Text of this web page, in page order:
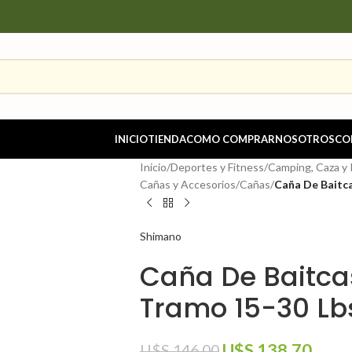
INICIOTIENDACOMO COMPRARNOSOTROS
Inicio/Deportes y Fitness/Camping, Caza y
Cañas y Accesorios/Cañas/Caña De
Shimano
Caña De
Tramo 15-30